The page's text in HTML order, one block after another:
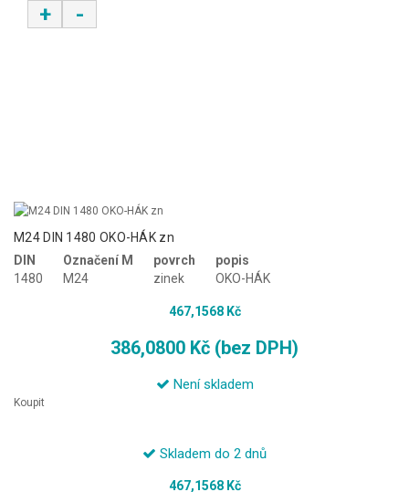
+ -
M24 DIN 1480 OKO-HÁK zn
DIN
1480
Označení M
M24
povrch
zinek
popis
OKO-HÁK
467,1568 Kč
386,0800 Kč (bez DPH)
Není skladem
Koupit
Skladem do 2 dnů
467,1568 Kč